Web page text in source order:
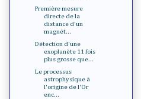
Première mesure
directe de la
distance d'un
magnét...
Détection d'une
exoplanète 11 fois
plus grosse que...
Le processus
astrophysique à
l'origine de l'Or
enc...